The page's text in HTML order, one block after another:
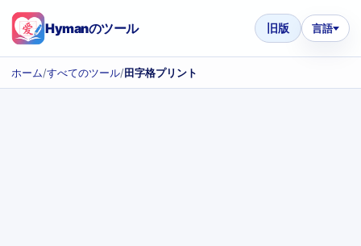
Hymanのツール 旧版 言語
ホーム/すべてのツール/田字格プリント